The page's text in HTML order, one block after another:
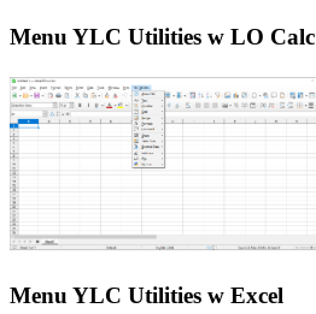
Menu YLC Utilities w LO Calc
Menu YLC Utilities w Excel